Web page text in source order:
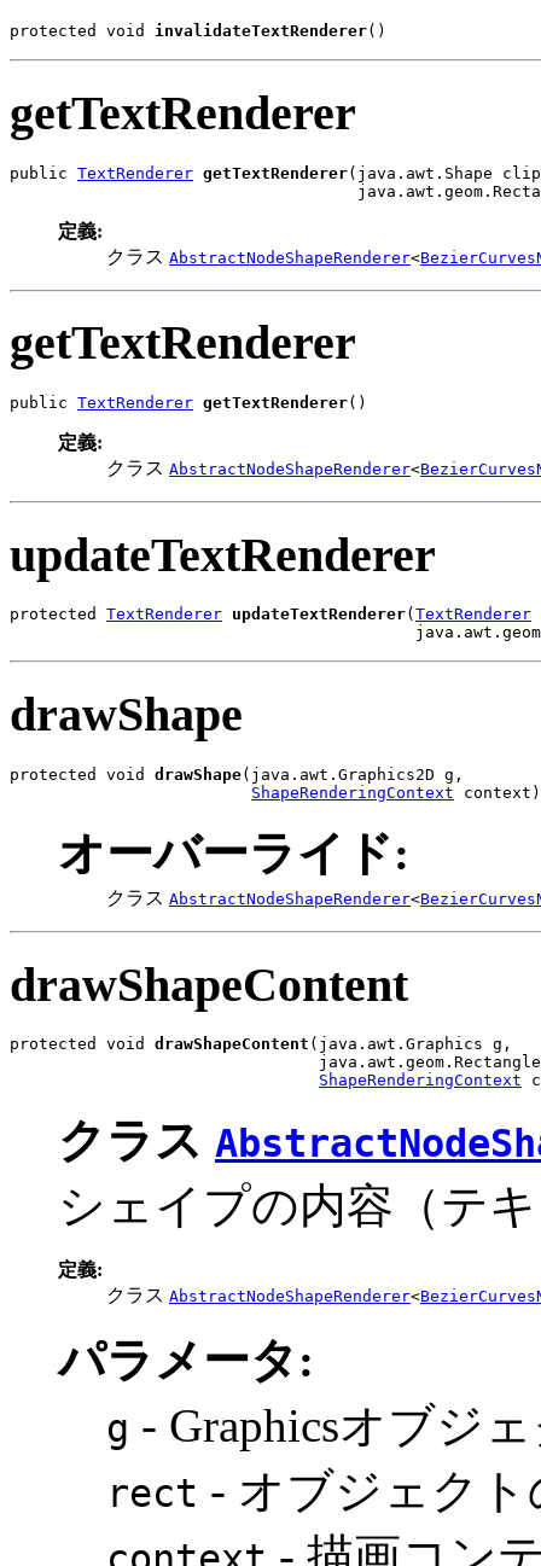
protected void invalidateTextRenderer()
getTextRenderer
public TextRenderer getTextRenderer(java.awt.Shape
定義:
クラス AbstractNodeShapeRenderer<
getTextRenderer
public TextRenderer getTextRenderer()
定義:
クラス AbstractNodeShapeRenderer<
updateTextRenderer
protected TextRenderer updateTextRenderer( TextRenderer
drawShape
protected void drawShape(java.awt.Graphics2D g,
ShapeRenderingContext context)
オーバーライド:
クラス AbstractNodeShapeRenderer<
drawShapeContent
protected void drawShapeContent (java.awt.Graphics g,
ShapeRenderingContext
クラス
シェイプの内容（テ
定義:
クラス AbstractNodeShapeRenderer<
パラメータ:
g - Graphicsオブジ
rect - オブジェク